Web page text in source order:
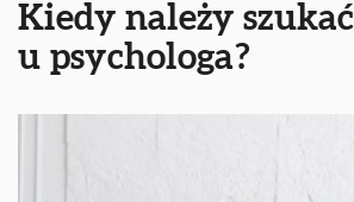
Kiedy należy
u psychologa?